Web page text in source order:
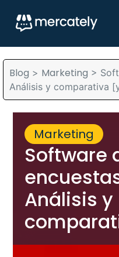
Blog > Marketing >
Análisis y comparativa
Marketing
Software
Análisis y